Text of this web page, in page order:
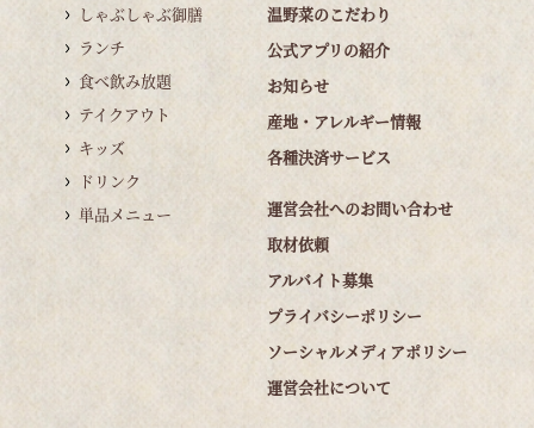
しゃぶしゃぶ御膳
ランチ
食べ飲み放題
テイクアウト
キッズ
ドリンク
単品メニュー
温野菜のこだわり
公式アプリの紹介
お知らせ
産地・アレルギー情報
各種決済サービス
運営会社へのお問い合わせ
取材依頼
アルバイト募集
プライバシーポリシー
ソーシャルメディアポリシー
運営会社について